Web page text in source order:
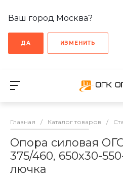
Ваш город Москва?
ДА ИЗМЕНИТЬ
Главная / Каталог товаров /
Опора силовая
375/460, 650х30-
лючка